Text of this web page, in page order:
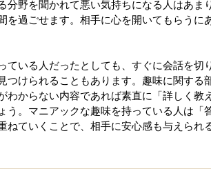
分野を聞かれて悪い気持ちになる人はあま
を過ごせます。相手に心を開いてもらうに
ている人だったとしても、すぐに会話を切
つけられることもあります。趣味に関する
わからない内容であれば素直に「詳しく教
う。マニアックな趣味を持っている人は「
ていくことで、相手に安心感も与えられ